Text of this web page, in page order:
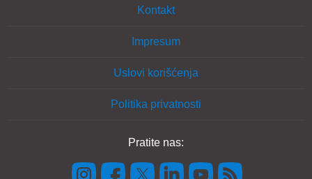
Kontakt
Impresum
Uslovi korišćenja
Politika privatnosti
Pratite nas: